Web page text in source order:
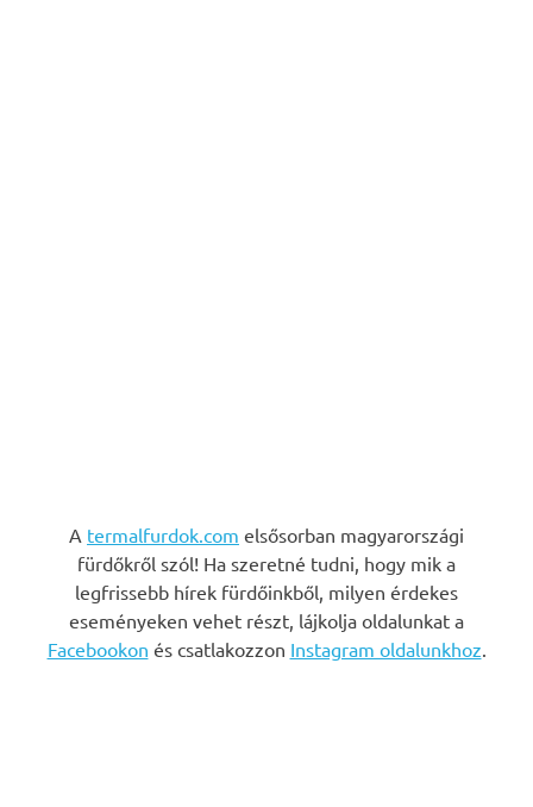
A termalfurdok.com elsősorban magyarországi
fürdőkről szól! Ha szeretné tudni, hogy mik a
legfrissebb hírek fürdőinkből, milyen érdekes
eseményeken vehet részt, lájkolja oldalunkat a
Facebookon és csatlakozzon Instagram oldalunkhoz.